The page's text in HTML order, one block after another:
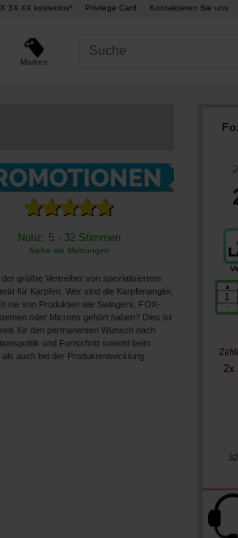
3X 4X kostenlos² Privilege Card Kontaktieren Sie uns
Marken
Notiz: 5 - 32 Stimmen
Siehe die Meinungen
der größte Vertreiber von spezialisiertem
für Karpfen. Wer sind die Karpfenangler,
nie von Produkten wie Swingers, FOX-
oder Microns gehört haben? Dies ist
für den permanenten Wunsch nach
und Fortschritt sowohl beim
als auch bei der Produktentwicklung.
▲
2x